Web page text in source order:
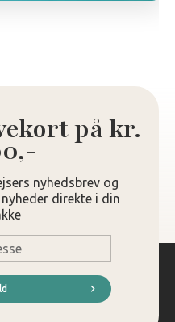
på kr.
nyhedsbrev og
direkte i din